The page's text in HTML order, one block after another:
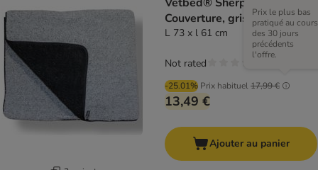
Couverture, grise
L 73 x l 61 cm
-25.01% Prix habituel17,99 €
Prix le plus bas
pratiqué au cours
des 30 jours
précédents
l'offre.
13,49 €
Not rated
Ajouter au panier